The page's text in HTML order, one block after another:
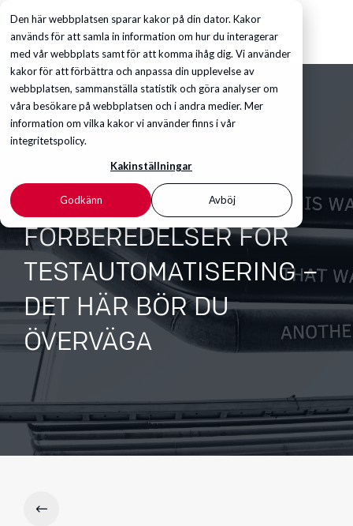
Den här webbplatsen sparar kakor på din dator. Kakor
används för att samla in information om hur du interagerar
med vår webbplats samt för att komma ihåg dig. Vi använder
kakor för att förbättra och anpassa din upplevelse av
webbplatsen, sammanställa statistik och göra analyser om
våra besökare på webbplatsen och i andra medier. Mer
information om vilka kakor vi använder finns i vår
integritetspolicy.
Kakinställningar
Godkänn Avböj
FÖRBEREDELSER FÖR
TESTAUTOMATISERING –
DET HÄR BÖR DU
ÖVERVÄGA